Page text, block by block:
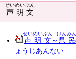
声明文
せいめいぶん
声明文
せいめいぶん
～ 県民
けんみん
ょうじあんない